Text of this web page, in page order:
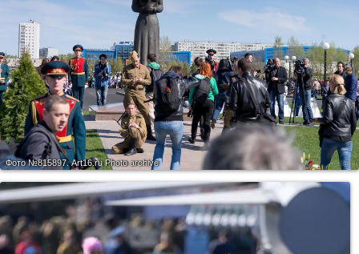
Фото №815897.Art16.ru Photo archive